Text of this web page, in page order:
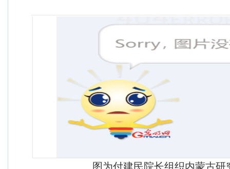
图为付建民院长组织内蒙古研